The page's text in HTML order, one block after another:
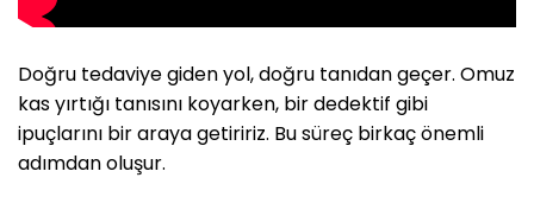
Doğru tedaviye giden yol, doğru tanıdan geçer. Omuz
kas yırtığı tanısını koyarken, bir dedektif gibi
ipuçlarını bir araya getiririz. Bu süreç birkaç önemli
adımdan oluşur.